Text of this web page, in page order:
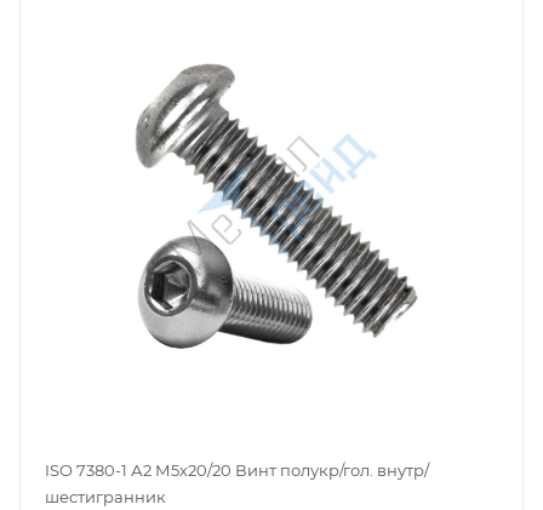
ISO 7380-1 А2 М5х20/20 Винт полукр/гол. внутр/
шестигранник